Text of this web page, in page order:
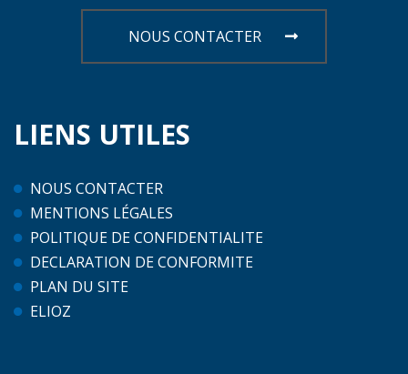
NOUS CONTACTER
LIENS UTILES
NOUS CONTACTER
MENTIONS LÉGALES
POLITIQUE DE CONFIDENTIALITE
DECLARATION DE CONFORMITE
PLAN DU SITE
ELIOZ